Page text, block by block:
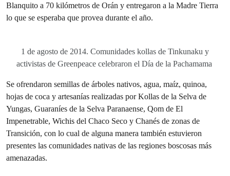
Blanquito a 70 kilómetros de Orán y entregaron a la Madre Tierra
lo que se esperaba que provea durante el año.
1 de agosto de 2014. Comunidades kollas de Tinkunaku y
activistas de Greenpeace celebraron el Día de la Pachamama
Se ofrendaron semillas de árboles nativos, agua, maíz, quinoa,
hojas de coca y artesanías realizadas por Kollas de la Selva de
Yungas, Guaraníes de la Selva Paranaense, Qom de El
Impenetrable, Wichis del Chaco Seco y Chanés de zonas de
Transición, con lo cual de alguna manera también estuvieron
presentes las comunidades nativas de las regiones boscosas más
amenazadas.